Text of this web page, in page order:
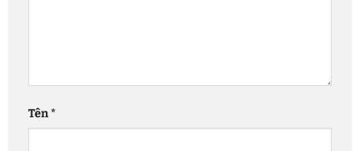
Tên*